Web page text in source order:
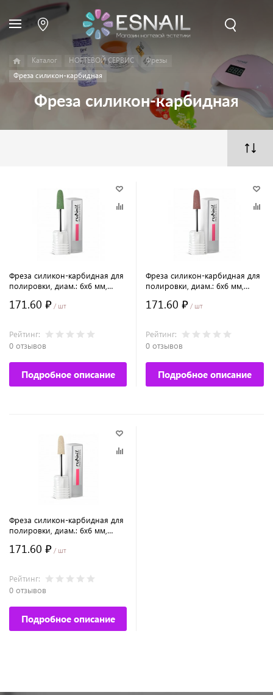
Каталог НОГТЕВОЙ СЕРВИС
Фрезы
Фреза силикон-карбидная
Фреза силикон-карбидная
Фреза силикон-карбидная для
полировки, диам.: 6х6 мм,
171.60 ₽ / шт
Рейтинг:
0 отзывов
Подробное описание
Фреза силикон-карбидная для
полировки, диам.: 6х6 мм,
171.60 ₽ / шт
Рейтинг:
0 отзывов
Подробное описание
Фреза силикон-карбидная для
полировки, диам.: 6х6 мм,
171.60 ₽ / шт
Рейтинг:
0 отзывов
Подробное описание